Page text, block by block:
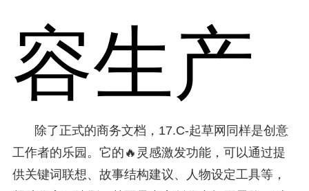
容生产
除了正式的商务文档，17.C-起草网同样是创意
工作者的乐园。它的🔥灵感激发功能，可以通过提
供关键词联想、故事结构建议、人物设定工具等，